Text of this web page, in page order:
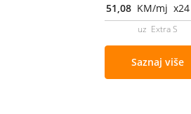
51,08 KM/mj x24
uz Extra S
Saznaj više